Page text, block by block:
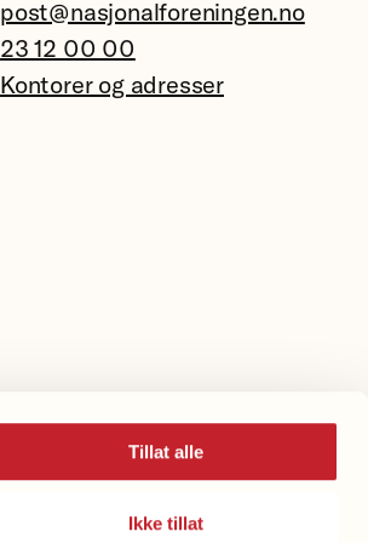
Tillat alle
Ikke tillat
post@nasjonalforeningen.no
23 12 00 00
Kontorer og adresser